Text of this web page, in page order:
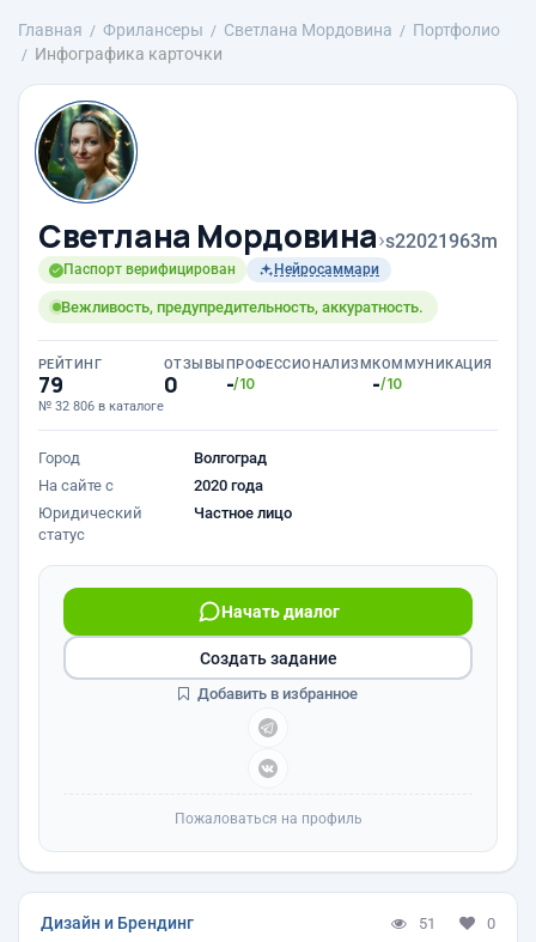
Главная Фрилансеры Светлана Мордовина
Портфолио
Инфографика карточки
Светлана Мордовина›s22021963m
Паспорт верифицирован Нейросаммари
Вежливость, предупредительность, аккуратность.
РЕЙТИНГ
79
№ 32 806 в каталоге
ОТЗЫВЫ
0
ПРОФЕССИОНАЛИЗМ
-/10
КОММУНИКАЦИЯ
-/10
Город
Волгоград
На сайте с
2020 года
Юридический
статус
Частное лицо
Начать диалог
Создать задание
Добавить в избранное
Пожаловаться на профиль
Дизайн и Брендинг 51 0